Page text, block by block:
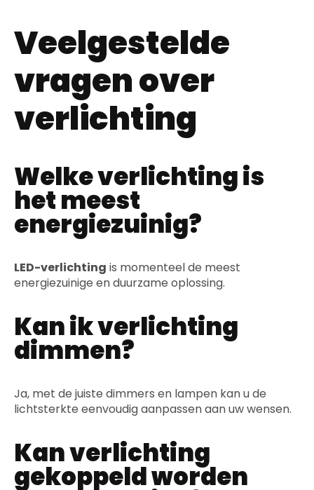
Veelgestelde
vragen over
verlichting
Welke verlichting is
het meest
energiezuinig?
LED-verlichting is momenteel de meest
energiezuinige en duurzame oplossing.
Kan ik verlichting
dimmen?
Ja, met de juiste dimmers en lampen kan u de
lichtsterkte eenvoudig aanpassen aan uw wensen.
Kan verlichting
gekoppeld worden